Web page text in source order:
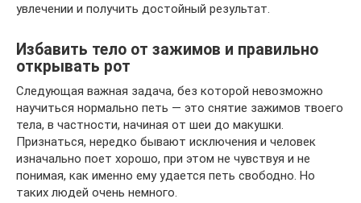
увлечении и получить достойный результат.
Избавить тело от зажимов и правильно
открывать рот
Следующая важная задача, без которой невозможно
научиться нормально петь — это снятие зажимов твоего
тела, в частности, начиная от шеи до макушки.
Признаться, нередко бывают исключения и человек
изначально поет хорошо, при этом не чувствуя и не
понимая, как именно ему удается петь свободно. Но
таких людей очень немного.